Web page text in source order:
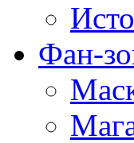
Фан-